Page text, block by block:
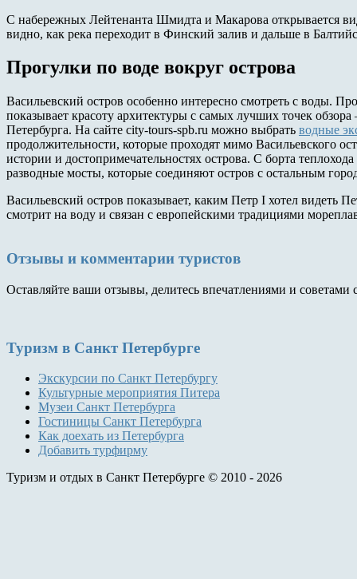
С набережных Лейтенанта Шмидта и Макарова открывается
видно, как река переходит в Финский залив и дальше в
Прогулки по воде вокруг острова
Васильевский остров особенно интересно смотреть с воды.
показывает красоту архитектуры с самых лучших точек
Петербурга. На сайте city-tours-spb.ru можно выбрать водные
продолжительности, которые проходят мимо Васильевского
истории и достопримечательностях острова. С борта
разводные мосты, которые соединяют остров с остальным
Васильевский остров показывает, каким Петр I хотел видеть
смотрит на воду и связан с европейскими традициями
Отзывы и комментарии туристов
Оставляйте ваши отзывы, делитесь впечатлениями и советами
Туризм в Санкт Петербурге
Экскурсии по Санкт Петербургу
Культурные мероприятия Питера
Музеи Санкт Петербурга
Гостиницы Санкт Петербурга
Как доехать из Петербурга
Добавить турфирму
Туризм и отдых в Санкт Петербурге © 2010 - 2026